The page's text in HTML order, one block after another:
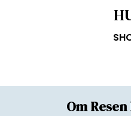
Om